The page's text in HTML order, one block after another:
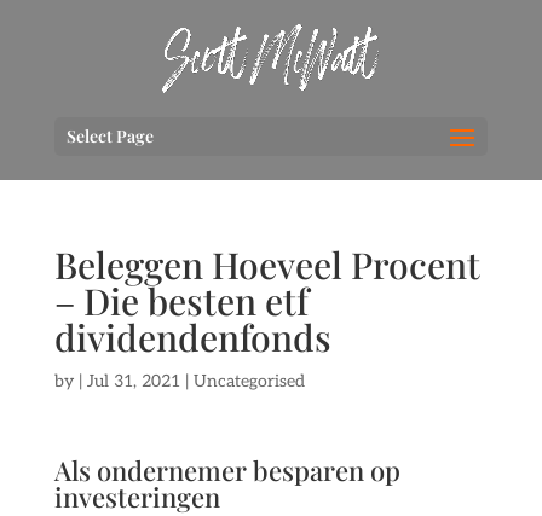
Select Page
Beleggen Hoeveel Procent
– Die besten etf
dividendenfonds
by | Jul 31, 2021 | Uncategorised
Als ondernemer besparen op
investeringen